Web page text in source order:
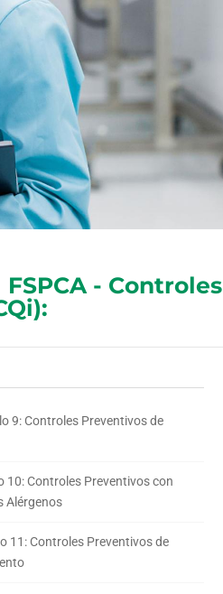
- Controles
9: Controles Preventivos de
10: Controles Preventivos con
Alérgenos
11: Controles Preventivos de